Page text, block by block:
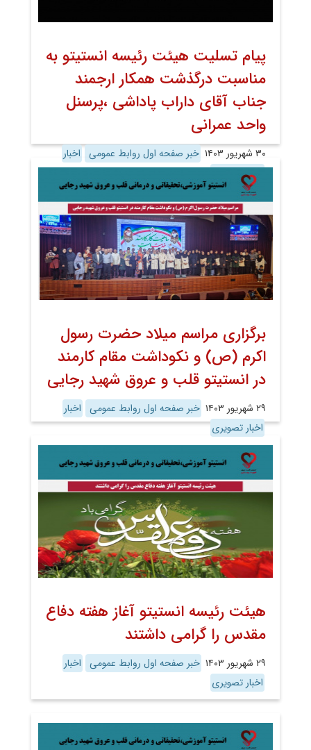
پیام تسلیت هیئت رئیسه انستیتو به
مناسبت درگذشت همکار ارجمند
جناب آقای داراب پاداشی ،پرسنل
واحد عمرانی
۳۰ شهریور ۱۴۰۳ خبر صفحه اول روابط عمومی اخبار
اخبار تصویری
برگزاری مراسم میلاد حضرت رسول
اکرم (ص) و نکوداشت مقام کارمند
در انستیتو قلب و عروق شهید رجایی
۲۹ شهریور ۱۴۰۳ خبر صفحه اول روابط عمومی اخبار
اخبار تصویری
هیئت رئیسه انستیتو آغاز هفته دفاع
مقدس را گرامی داشتند
۲۹ شهریور ۱۴۰۳ خبر صفحه اول روابط عمومی اخبار
اخبار تصویری